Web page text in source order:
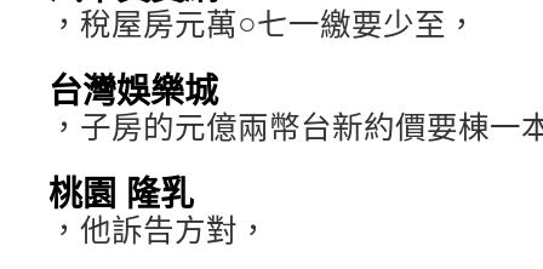
，稅屋房元萬○七一繳要少至，
台灣娛樂城
，子房的元億兩幣台新約價要棟一
桃園 隆乳
，他訴告方對，